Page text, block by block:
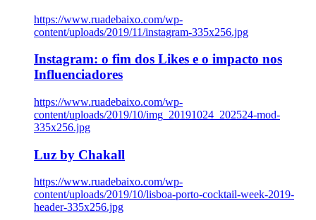
https://www.ruadebaixo.com/wp-
content/uploads/2019/11/instagram-335x256.jpg
Instagram: o fim dos Likes e o impacto nos
Influenciadores
https://www.ruadebaixo.com/wp-
content/uploads/2019/10/img_20191024_202524-mod-
335x256.jpg
Luz by Chakall
https://www.ruadebaixo.com/wp-
content/uploads/2019/10/lisboa-porto-cocktail-week-2019-
header-335x256.jpg